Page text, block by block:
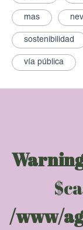
mas
sostenibilidad
vía pública
/www/